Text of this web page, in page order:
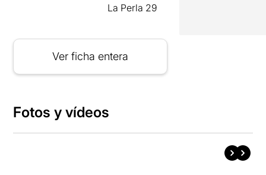
La Perla 29
Ver ficha entera
Fotos y vídeos